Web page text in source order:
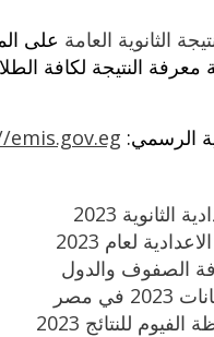
الثانوية العامة على
النتيجة لكافة
الرسمي:
2023
لعام 2023
مصر
للنتائج 2023